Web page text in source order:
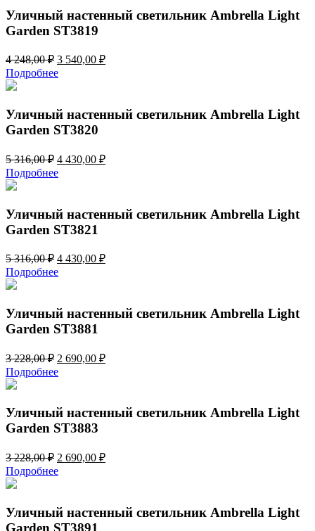
248,00 ₽.
Уличный настенный светильник Ambrella Light
Garden ST3819
4 248,00₽ Первоначальная
цена
составляла
248,00 ₽.
3 540,00 ₽Текущая
Подробнее
Уличный настенный светильник Ambrella Light
Garden ST3820
5 316,00₽ Первоначальная
цена
составляла
316,00 ₽.
4 430,00 ₽Текущая
Подробнее
Уличный настенный светильник Ambrella Light
Garden ST3821
5 316,00₽ Первоначальная
цена
составляла
316,00 ₽.
4 430,00 ₽Текущая
Подробнее
Уличный настенный светильник Ambrella Light
Garden ST3881
3 228,00₽ Первоначальная
цена
составляла
228,00 ₽.
2 690,00 ₽Текущая
Подробнее
Уличный настенный светильник Ambrella Light
Garden ST3883
3 228,00₽ Первоначальная
цена
составляла
228,00 ₽.
2 690,00 ₽Текущая
Подробнее
Уличный настенный светильник Ambrella Light
Garden ST3891